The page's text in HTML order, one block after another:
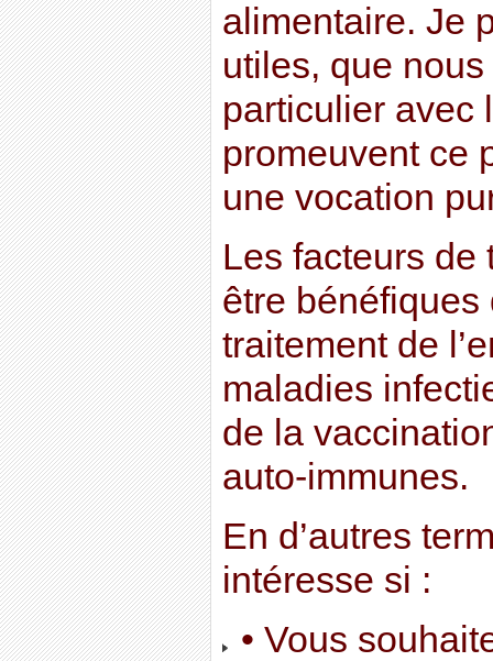
alimentaire. Je
utiles, que
particulier avec
promeuvent ce
une vocation
Les facteurs de
être
traitement de
maladies
de la
auto-immunes.
En d’autres
intéresse si :
• Vous